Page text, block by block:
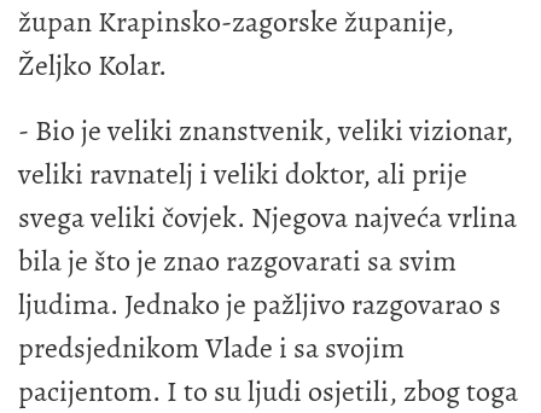
župan Krapinsko-zagorske županije,
Željko Kolar.
- Bio je veliki znanstvenik, veliki vizionar,
veliki ravnatelj i veliki doktor, ali prije
svega veliki čovjek. Njegova najveća vrlina
bila je što je znao razgovarati sa svim
ljudima. Jednako je pažljivo razgovarao s
predsjednikom Vlade i sa svojim
pacijentom. I to su ljudi osjetili, zbog toga